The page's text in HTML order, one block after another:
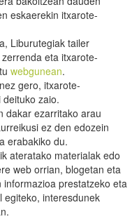
eskaerekin itxarote-
Liburutegiak tailer
eta itxarote-
webgunean.
gero, itxarote-
zaio.
dakar ezarritako arau
ez den edozein
erabakiko du.
ateratako materialak edo
web orrian, blogetan eta
prestatzeko eta
egiteko, interesdunek